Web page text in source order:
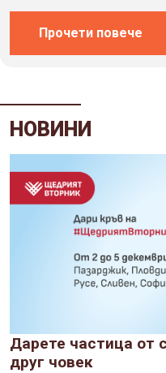
Прочети повече
НОВИНИ
Дарете частица от
друг човек